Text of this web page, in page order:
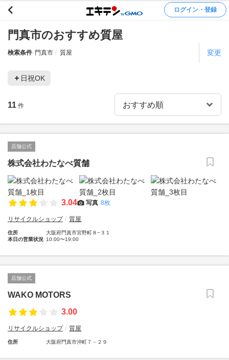
ログイン・登録
門真市のおすすめ質屋
検索条件 門真市 質屋 変更
日祝OK
11 件
店舗公式
株式会社わたなべ質舗
3.04 写真 8枚
リサイクルショップ 質屋
住所
大阪府門真市宮野町８−３１
本日の営業状況 10:00〜19:00
店舗公式
WAKO MOTORS
3.00
リサイクルショップ 質屋
住所 大阪府門真市沖町７－２９